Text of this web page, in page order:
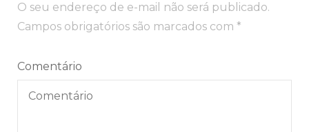
post
O seu endereço de e-mail não será publicado.
Campos obrigatórios são marcados com *
Comentário